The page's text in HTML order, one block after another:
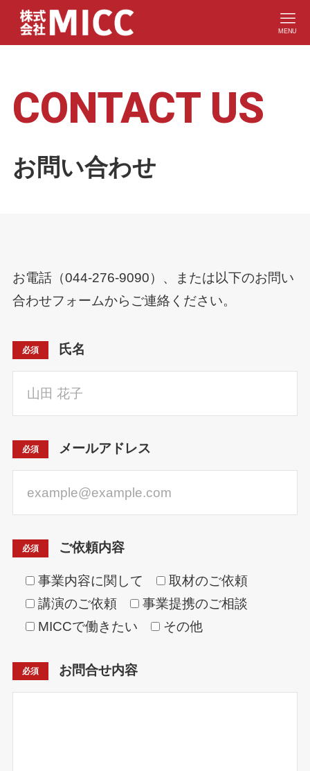
MENU
CONTACT US
お問い合わせ
お電話（044-276-9090）、または以下のお問い
合わせフォームからご連絡ください。
必須 氏名
必須 メールアドレス
必須 ご依頼内容
事業内容に関して
取材のご依頼
講演のご依頼
事業提携のご相談
MICCで働きたい
その他
必須 お問合せ内容